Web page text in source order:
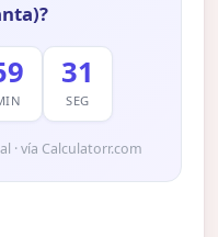
30
SEG
· vía Calculatorr.com